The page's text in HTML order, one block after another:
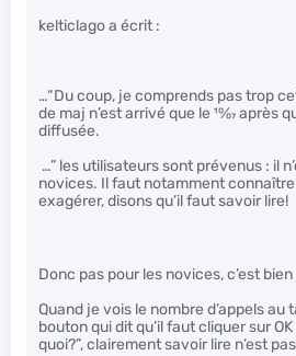
kelticlago a écrit :
…“Du coup, je comprends pas trop
de maj n’est arrivé que le 10⁄07après
diffusée.
…” les utilisateurs sont prévenus : il
novices. Il faut notamment connaître
exagérer, disons qu’il faut savoir lire!
Donc pas pour les novices, c’est bien
Quand je vois le nombre d’appels au
bouton qui dit qu’il faut cliquer sur
quoi?”, clairement savoir lire n’est